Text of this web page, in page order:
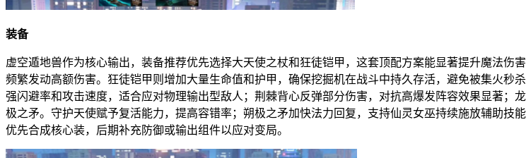
装备
虚空遁地兽作为核心输出，装备推荐优先选择大天使之杖和狂徒铠甲，这套顶配方案能显著提升魔法
频繁发动高额伤害。狂徒铠甲则增加大量生命值和护甲，确保挖掘机在战斗中持久存活，避免被集火
强闪避率和攻击速度，适合应对物理输出型敌人；荆棘背心反弹部分伤害，对抗高爆发阵容效果显著
极之矛。守护天使赋予复活能力，提高容错率；朔极之矛加快法力回复，支持仙灵女巫持续施放辅助
优先合成核心装，后期补充防御或输出组件以应对变局。